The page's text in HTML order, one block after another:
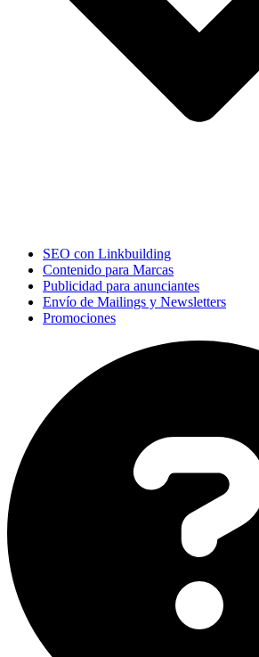
SEO con Linkbuilding
Contenido para Marcas
Publicidad para anunciantes
Envío de Mailings y Newsletters
Promociones